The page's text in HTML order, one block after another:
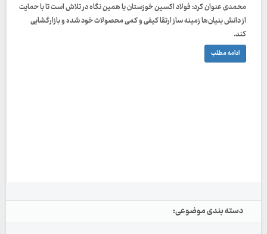
محمدی عنوان کرد: فولاد اکسین خوزستان با همین نگاه در تلاش است تا با حمایت
از دانش بنیان‌ها زمینه ساز ارتقا کیفی و کمی محصولات خود شده و بازارگشایی
کند.
ادامه مطلب
دسته بندی موضوعی: